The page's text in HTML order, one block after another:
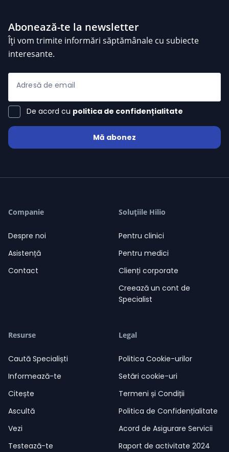
grade grade
Salut. Sunt aici să te ajut!
Abonează-te la newsletter
Îți vom trimite informări săptămânale cu subiecte
interesante.
Adresă de email
De acord cu politica de confidențialitate
Mă abonez
Companie
Despre noi
Asistență
Contact
Soluțiile Hilio
Pentru clinici
Pentru medici
Clienți corporate
Creează un cont de
Specialist
Resurse
Caută Specialiști
Informează-te
Citește
Ascultă
Vezi
Testează-te
Legal
Politica Cookie-urilor
Setări cookie-uri
Termeni și Condiții
Politica de Confidențialitate
Acord de Asigurare Servicii
Raport de activitate 2024